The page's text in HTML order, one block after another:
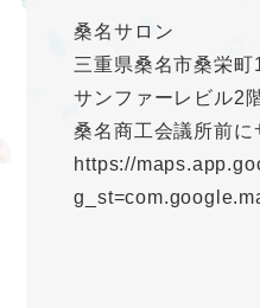
桑名サロン
三重県桑名市桑栄町
サンファーレビル2
桑名商工会議所前に
https://